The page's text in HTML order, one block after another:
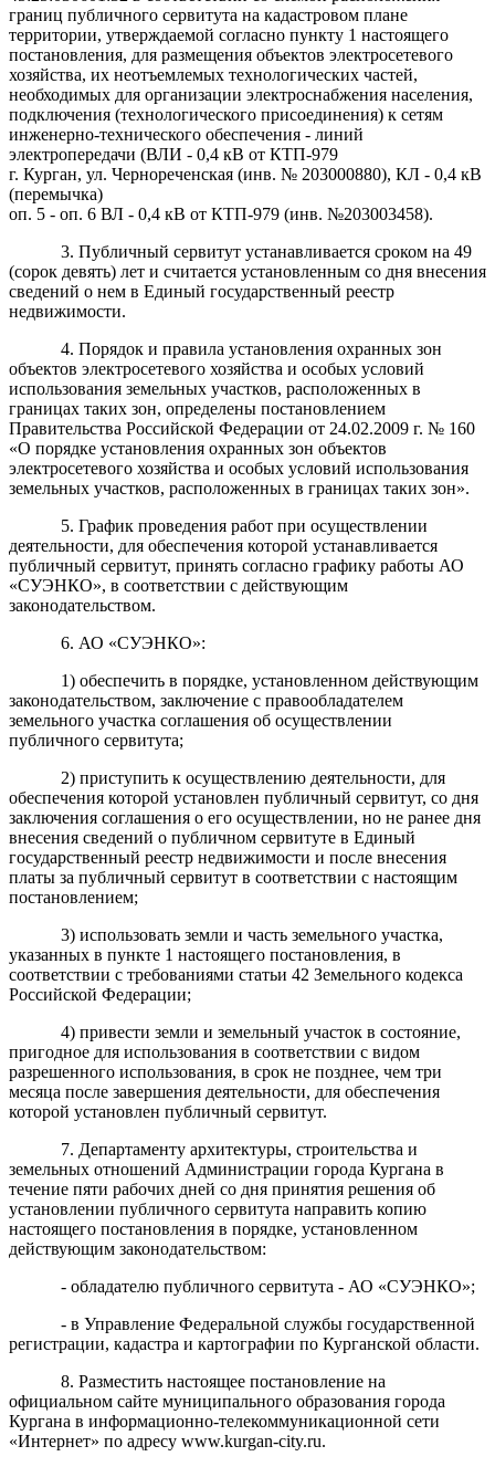
границ публичного сервитута на кадастровом плане
территории, утверждаемой согласно пункту 1 настоящего
постановления, для размещения объектов электросетевого
хозяйства, их неотъемлемых технологических частей,
необходимых для организации электроснабжения населения,
подключения (технологического присоединения) к сетям
инженерно-технического обеспечения - линий
электропередачи (ВЛИ - 0,4 кВ от КТП-979
г. Курган, ул. Чернореченская (инв. № 203000880), КЛ - 0,4 кВ
(перемычка)
оп. 5 - оп. 6 ВЛ - 0,4 кВ от КТП-979 (инв. №203003458).
3. Публичный сервитут устанавливается сроком на 49
(сорок девять) лет и считается установленным со дня внесения
сведений о нем в Единый государственный реестр
недвижимости.
4. Порядок и правила установления охранных зон
объектов электросетевого хозяйства и особых условий
использования земельных участков, расположенных в
границах таких зон, определены постановлением
Правительства Российской Федерации от 24.02.2009 г. № 160
«О порядке установления охранных зон объектов
электросетевого хозяйства и особых условий использования
земельных участков, расположенных в границах таких зон».
5. График проведения работ при осуществлении
деятельности, для обеспечения которой устанавливается
публичный сервитут, принять согласно графику работы АО
«СУЭНКО», в соответствии с действующим
законодательством.
6. АО «СУЭНКО»:
1) обеспечить в порядке, установленном действующим
законодательством, заключение с правообладателем
земельного участка соглашения об осуществлении
публичного сервитута;
2) приступить к осуществлению деятельности, для
обеспечения которой установлен публичный сервитут, со дня
заключения соглашения о его осуществлении, но не ранее дня
внесения сведений о публичном сервитуте в Единый
государственный реестр недвижимости и после внесения
платы за публичный сервитут в соответствии с настоящим
постановлением;
3) использовать земли и часть земельного участка,
указанных в пункте 1 настоящего постановления, в
соответствии с требованиями статьи 42 Земельного кодекса
Российской Федерации;
4) привести земли и земельный участок в состояние,
пригодное для использования в соответствии с видом
разрешенного использования, в срок не позднее, чем три
месяца после завершения деятельности, для обеспечения
которой установлен публичный сервитут.
7. Департаменту архитектуры, строительства и
земельных отношений Администрации города Кургана в
течение пяти рабочих дней со дня принятия решения об
установлении публичного сервитута направить копию
настоящего постановления в порядке, установленном
действующим законодательством:
- обладателю публичного сервитута - АО «СУЭНКО»;
- в Управление Федеральной службы государственной
регистрации, кадастра и картографии по Курганской области.
8. Разместить настоящее постановление на
официальном сайте муниципального образования города
Кургана в информационно-телекоммуникационной сети
«Интернет» по адресу www.kurgan-city.ru.